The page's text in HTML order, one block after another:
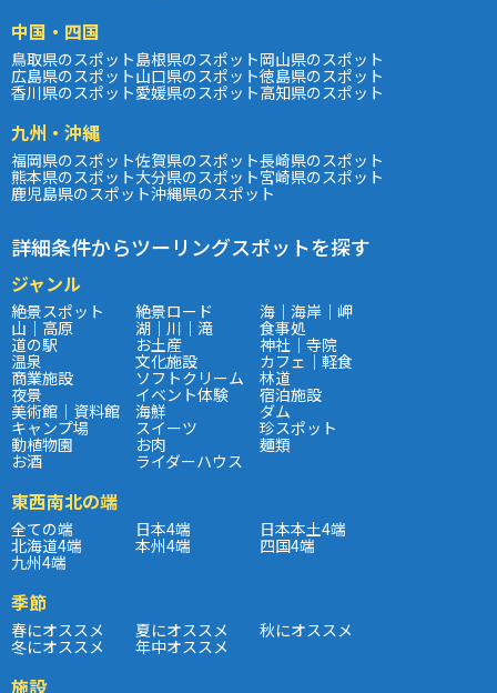
中国・四国
鳥取県のスポット島根県のスポット岡山県のスポット
広島県のスポット山口県のスポット徳島県のスポット
香川県のスポット愛媛県のスポット高知県のスポット
九州・沖縄
福岡県のスポット佐賀県のスポット長崎県のスポット
熊本県のスポット大分県のスポット宮崎県のスポット
鹿児島県のスポット沖縄県のスポット
詳細条件からツーリングスポットを探す
ジャンル
絶景スポット 絶景ロード 海｜海岸｜岬
山｜高原 湖｜川｜滝 食事処
道の駅 お土産 神社｜寺院
温泉 文化施設 カフェ｜軽食
商業施設 ソフトクリーム 林道
夜景 イベント体験 宿泊施設
美術館｜資料館 海鮮 ダム
キャンプ場 スイーツ 珍スポット
動植物園 お肉 麺類
お酒 ライダーハウス
東西南北の端
全ての端 日本4端 日本本土4端
北海道4端 本州4端 四国4端
九州4端
季節
春にオススメ 夏にオススメ 秋にオススメ
冬にオススメ 年中オススメ
施設